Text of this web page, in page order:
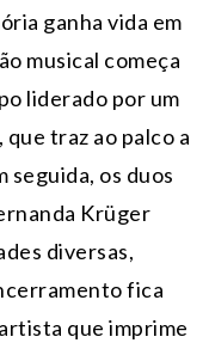
ganha vida em
musical começa
liderado por um
traz ao palco a
seguida, os duos
Krüger
diversas,
fica
que imprime